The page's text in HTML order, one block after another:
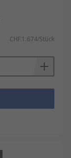
CHF.1.674/Stück